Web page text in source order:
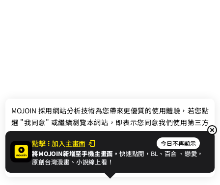
聯絡我們
© 2024 gamania Digital Entertainment Co., Ltd.
點擊 加入主畫面 今日不再顯示
將MOJOIN新增至手機主畫面，快速點開，BL、 百合 、戀愛，
原創台灣漫畫、小說線上看！
MOJOIN 採用網站分析技術為您帶來更優質的使用體驗，若您點
選 "我同意" 或繼續瀏覽本網站，即表示您同意我們使用第三方
Cookie，欲瞭解更多資訊請見隱私權政策。
我同意